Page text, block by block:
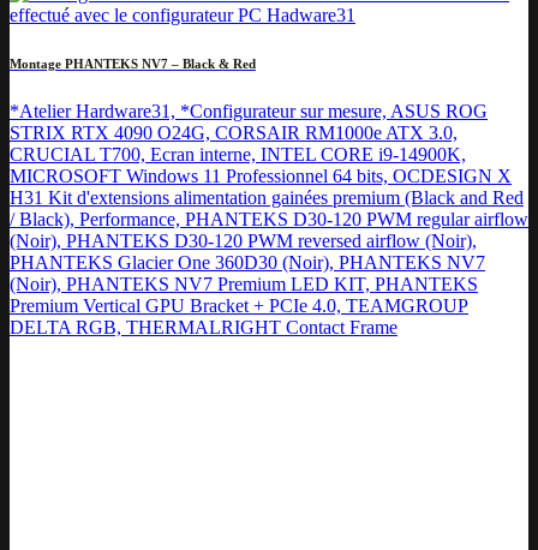
Montage PHANTEKS NV7 – Black & Red
*Atelier Hardware31, *Configurateur sur mesure, ASUS ROG
STRIX RTX 4090 O24G, CORSAIR RM1000e ATX 3.0,
CRUCIAL T700, Ecran interne, INTEL CORE i9-14900K,
MICROSOFT Windows 11 Professionnel 64 bits, OCDESIGN X
H31 Kit d'extensions alimentation gainées premium (Black and Red
/ Black), Performance, PHANTEKS D30-120 PWM regular airflow
(Noir), PHANTEKS D30-120 PWM reversed airflow (Noir),
PHANTEKS Glacier One 360D30 (Noir), PHANTEKS NV7
(Noir), PHANTEKS NV7 Premium LED KIT, PHANTEKS
Premium Vertical GPU Bracket + PCIe 4.0, TEAMGROUP
DELTA RGB, THERMALRIGHT Contact Frame